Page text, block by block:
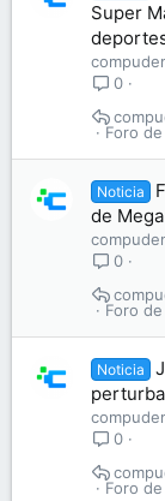
Super
0
Foro
Noticia
de
0
Foro
Noticia
0
Foro